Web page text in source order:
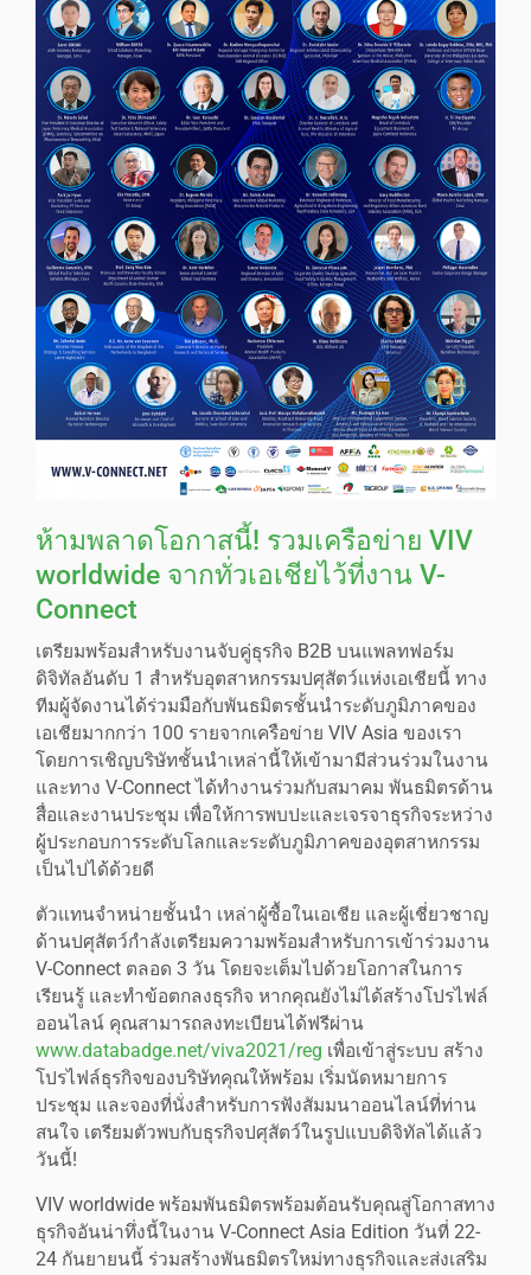
ห้ามพลาดโอกาสนี้! รวมเครือข่าย VIV
worldwide จากทั่วเอเชียไว้ที่งาน V-
Connect
เตรียมพร้อมสำหรับงานจับคู่ธุรกิจ B2B บนแพลทฟอร์ม
ดิจิทัลอันดับ 1 สำหรับอุตสาหกรรมปศุสัตว์แห่งเอเชียนี้ ทาง
ทีมผู้จัดงานได้ร่วมมือกับพันธมิตรชั้นนำระดับภูมิภาคของ
เอเชียมากกว่า 100 รายจากเครือข่าย VIV Asia ของเรา
โดยการเชิญบริษัทชั้นนำเหล่านี้ให้เข้ามามีส่วนร่วมในงาน
และทาง V-Connect ได้ทำงานร่วมกับสมาคม พันธมิตรด้าน
สื่อและงานประชุม เพื่อให้การพบปะและเจรจาธุรกิจระหว่าง
ผู้ประกอบการระดับโลกและระดับภูมิภาคของอุตสาหกรรม
เป็นไปได้ด้วยดี
ตัวแทนจำหน่ายชั้นนำ เหล่าผู้ซื้อในเอเชีย และผู้เชี่ยวชาญ
ด้านปศุสัตว์กำลังเตรียมความพร้อมสำหรับการเข้าร่วมงาน
V-Connect ตลอด 3 วัน โดยจะเต็มไปด้วยโอกาสในการ
เรียนรู้ และทำข้อตกลงธุรกิจ หากคุณยังไม่ได้สร้างโปรไฟล์
ออนไลน์ คุณสามารถลงทะเบียนได้ฟรีผ่าน
www.databadge.net/viva2021/reg เพื่อเข้าสู่ระบบ สร้าง
โปรไฟล์ธุรกิจของบริษัทคุณให้พร้อม เริ่มนัดหมายการ
ประชุม และจองที่นั่งสำหรับการฟังสัมมนาออนไลน์ที่ท่าน
สนใจ เตรียมตัวพบกับธุรกิจปศุสัตว์ในรูปแบบดิจิทัลได้แล้ว
วันนี้!
VIV worldwide พร้อมพันธมิตรพร้อมต้อนรับคุณสู่โอกาสทาง
ธุรกิจอันน่าทึ่งนี้ในงาน V-Connect Asia Edition วันที่ 22-
24 กันยายนนี้ ร่วมสร้างพันธมิตรใหม่ทางธุรกิจและส่งเสริม